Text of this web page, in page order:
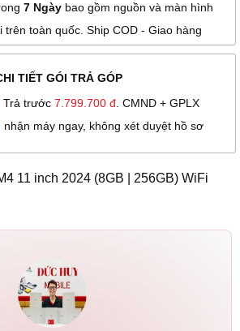
7 Ngày bao gồm nguồn và màn hình
trên toàn quốc. Ship COD - Giao hàng
TIẾT GÓI TRẢ GÓP
Trả trước 7.799.700 đ . CMND + GPLX
nhận máy ngay, không xét duyệt hồ sơ
11 inch 2024 (8GB | 256GB) WiFi